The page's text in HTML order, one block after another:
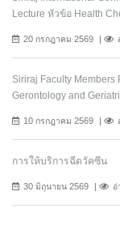
Lecture หัวข้อ Health
20 กรกฎาคม 2569
Siriraj Faculty Members
Gerontology and
10 กรกฎาคม 2569
การให้บริการฉีดวัคซีน
30 มิถุนายน 2569 อ่